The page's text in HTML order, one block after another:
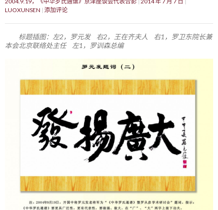
LUOXUNSEN 添加评论
标题插图：左2，罗元发 右2，王在齐夫人 右1，罗卫东院长兼
本会北京联络处主任 左1，罗训森总编